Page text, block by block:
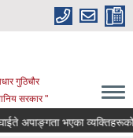
गुठिचौर
सरकार "
अपाङ्गता भएका व्यक्तिहरूको